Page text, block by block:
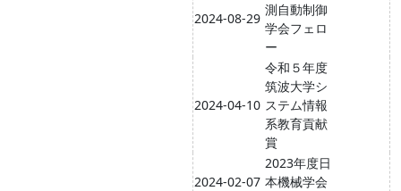
2024-08-29
測自動制御
学会フェロ
ー
2024-04-10
令和５年度
筑波大学シ
ステム情報
系教育貢献
賞
2024-02-07
2023年度日
本機械学会